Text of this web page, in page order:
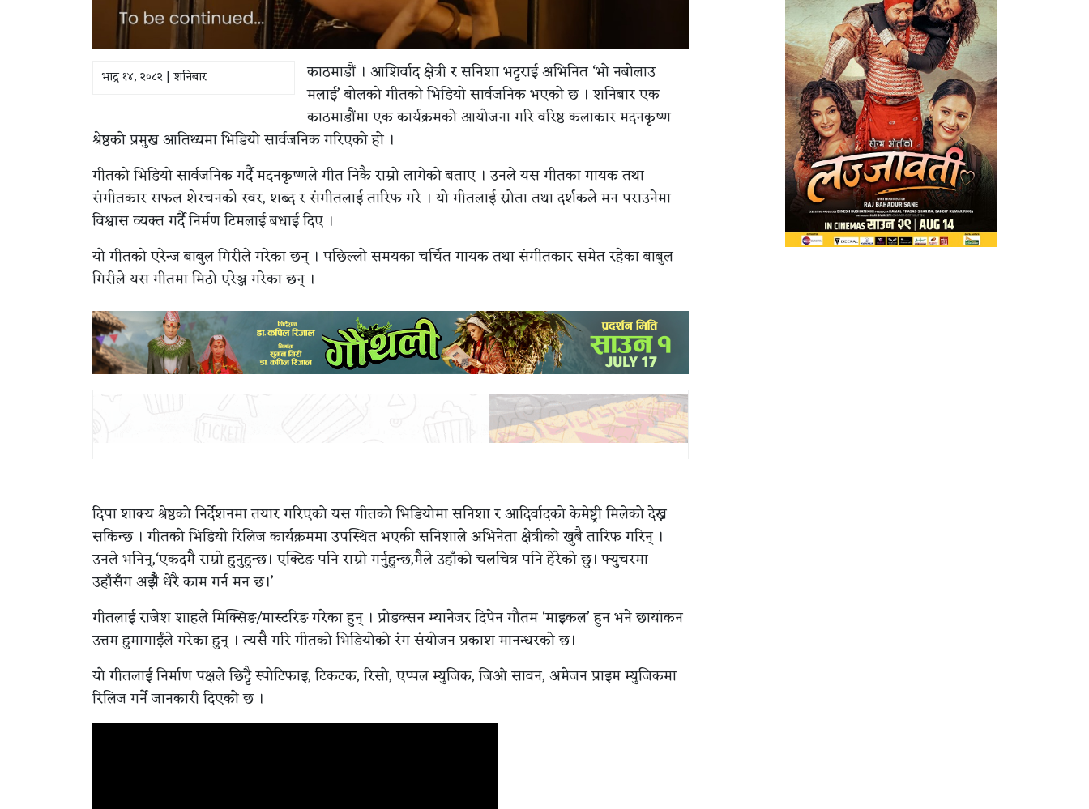
भाद्र १४, २०८२ | शनिबार
काठमाडौं । आशिर्वाद क्षेत्री र सनिशा भट्टराई अभिनित ‘भो नबोलाउ
मलाई’ बोलको गीतको भिडियो सार्वजनिक भएको छ । शनिबार एक
काठमाडौंमा एक कार्यक्रमको आयोजना गरि वरिष्ठ कलाकार मदनकृष्ण
श्रेष्ठको प्रमुख आतिथ्यमा भिडियो सार्वजनिक गरिएको हो ।
गीतको भिडियो सार्वजनिक गर्दै मदनकृष्णले गीत निकै राम्रो लागेको बताए । उनले यस गीतका गायक तथा
संगीतकार सफल शेरचनको स्वर, शब्द र संगीतलाई तारिफ गरे । यो गीतलाई स्रोता तथा दर्शकले मन पराउनेमा
विश्वास व्यक्त गर्दै निर्मण टिमलाई बधाई दिए ।
यो गीतको एरेन्ज बाबुल गिरीले गरेका छन् । पछिल्लो समयका चर्चित गायक तथा संगीतकार समेत रहेका बाबुल
गिरीले यस गीतमा मिठो एरेञ्ज गरेका छन् ।
दिपा शाक्य श्रेष्ठको निर्देशनमा तयार गरिएको यस गीतको भिडियोमा सनिशा र आदिर्वादको केमेष्ट्री मिलेको देख्न
सकिन्छ । गीतको भिडियो रिलिज कार्यक्रममा उपस्थित भएकी सनिशाले अभिनेता क्षेत्रीको खुबै तारिफ गरिन् ।
उनले भनिन्,‘एकदमै राम्रो हुनुहुन्छ। एक्टिङ पनि राम्रो गर्नुहुन्छ,मैले उहाँको चलचित्र पनि हेरेको छु। फ्युचरमा
उहाँसँग अझैँ धेरै काम गर्न मन छ।’
गीतलाई राजेश शाहले मिक्सिङ/मास्टरिङ गरेका हुन् । प्रोडक्सन म्यानेजर दिपेन गौतम ‘माइकल’ हुन भने छायांकन
उत्तम हुमागाईंले गरेका हुन् । त्यसै गरि गीतको भिडियोको रंग संयोजन प्रकाश मानन्धरको छ।
यो गीतलाई निर्माण पक्षले छिट्टै स्पोटिफाइ, टिकटक, रिसो, एप्पल म्युजिक, जिओ सावन, अमेजन प्राइम म्युजिकमा
रिलिज गर्ने जानकारी दिएको छ ।